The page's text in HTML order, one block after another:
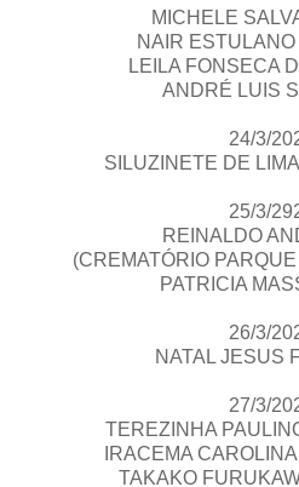
MICHELE
NAIR ESTULANO
LEILA FONSECA
ANDRÉ LUIS
24/3/
SILUZINETE DE
25/3/
REINALDO
(CREMATÓRIO
PATRICIA
26/3/
NATAL JESUS
27/3/
TEREZINHA
IRACEMA
TAKAKO